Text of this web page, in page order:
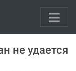
не удается